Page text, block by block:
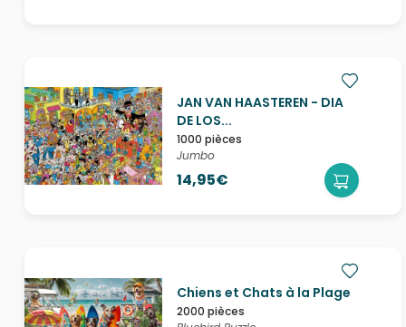
JAN VAN HAASTEREN - DIA
DE LOS...
1000 pièces
Jumbo
14,95€
Chiens et Chats à la Plage
2000 pièces